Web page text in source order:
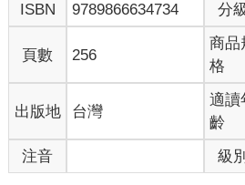
ISBN
9789866634734 分
頁數 256
商品
格
出版地 台灣
適讀
齡
注音 級別